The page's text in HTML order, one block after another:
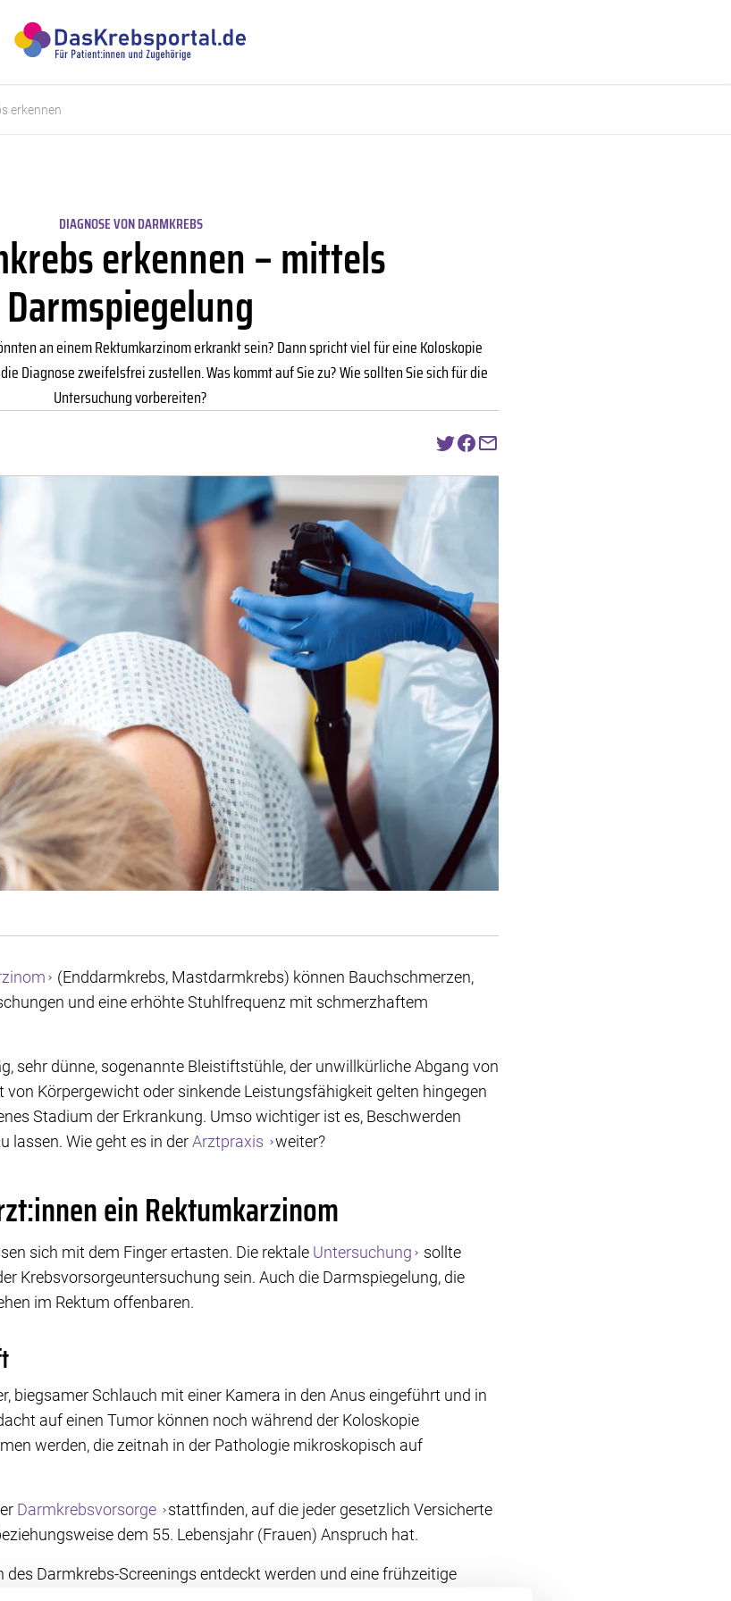
erkennen
DIAGNOSE VON DARMKREBS
erkennen – mittels
Darmspiegelung
an einem Rektumkarzinom erkrankt sein? Dann spricht viel für eine Koloskopie
Diagnose zweifelsfrei zustellen. Was kommt auf Sie zu? Wie sollten Sie sich für die
Untersuchung vorbereiten?
(Enddarmkrebs, Mastdarmkrebs) können Bauchschmerzen,
und eine erhöhte Stuhlfrequenz mit schmerzhaftem
sehr dünne, sogenannte Bleistiftstühle, der unwillkürliche Abgang von
von Körpergewicht oder sinkende Leistungsfähigkeit gelten hingegen
Stadium der Erkrankung. Umso wichtiger ist es, Beschwerden
lassen. Wie geht es in derArztpraxis weiter?
ein Rektumkarzinom
sich mit dem Finger ertasten. Die rektale Untersuchung
sollte
Krebsvorsorgeuntersuchung sein. Auch die Darmspiegelung, die
im Rektum offenbaren.
biegsamer Schlauch mit einer Kamera in den Anus eingeführt und in
auf einen Tumor können noch während der Koloskopie
werden, die zeitnah in der Pathologie mikroskopisch auf
Darmkrebsvorsorge
stattfinden, auf die jeder gesetzlich Versicherte
dem 55. Lebensjahr (Frauen) Anspruch hat.
Darmkrebs-Screenings entdeckt werden und eine frühzeitige